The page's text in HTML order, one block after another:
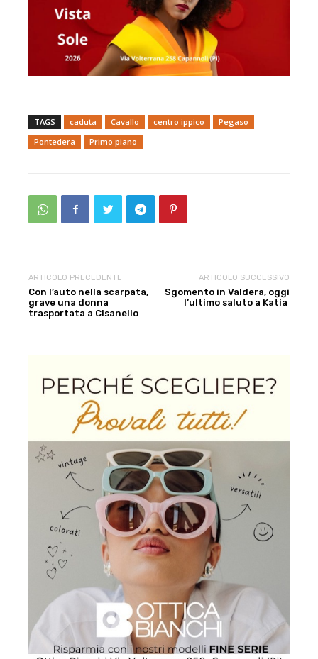
TAGS caduta Cavallo centro ippico
Pegaso
Pontedera
Primo piano
ARTICOLO PRECEDENTE
Con l’auto nella scarpata,
grave una donna
trasportata a Cisanello
ARTICOLO SUCCESSIVO
Sgomento in Valdera, oggi
l’ultimo saluto a Katia